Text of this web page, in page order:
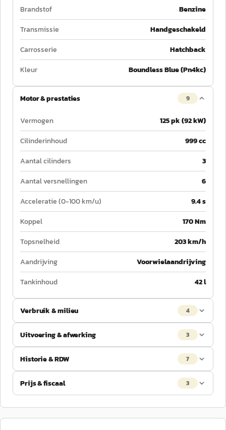
Brandstof
Benzine
Transmissie
Handgeschakeld
Carrosserie
Hatchback
Kleur
Boundless Blue (Pn4kc)
Motor & prestaties 9
Vermogen
125 pk (92 kW)
Cilinderinhoud
999 cc
Aantal cilinders
3
Aantal versnellingen
6
Acceleratie (0-100 km/u)
9.4 s
Koppel
170 Nm
Topsnelheid
203 km/h
Aandrijving
Voorwielaandrijving
Tankinhoud
42 l
Verbruik & milieu 4
Uitvoering & afwerking 3
Historie & RDW 7
Prijs & fiscaal 3